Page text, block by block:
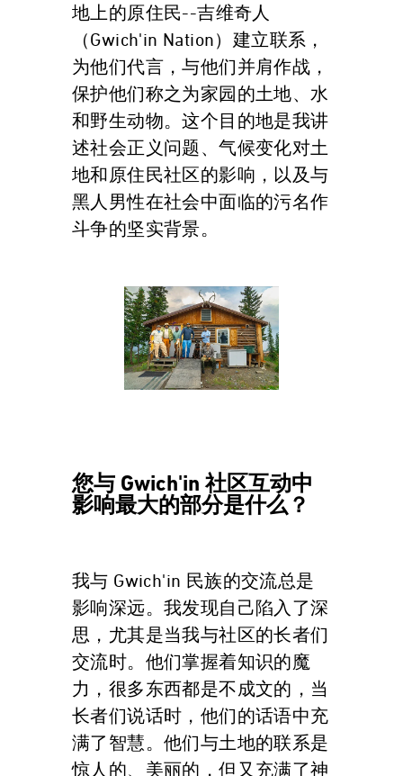
地上的原住民--吉维奇人
（Gwich'in Nation）建立联系，
为他们代言，与他们并肩作战，
保护他们称之为家园的土地、水
和野生动物。这个目的地是我讲
述社会正义问题、气候变化对土
地和原住民社区的影响，以及与
黑人男性在社会中面临的污名作
斗争的坚实背景。
您与 Gwich'in 社区互动中
影响最大的部分是什么？
我与 Gwich'in 民族的交流总是
影响深远。我发现自己陷入了深
思，尤其是当我与社区的长者们
交流时。他们掌握着知识的魔
力，很多东西都是不成文的，当
长者们说话时，他们的话语中充
满了智慧。他们与土地的联系是
惊人的、美丽的，但又充满了神